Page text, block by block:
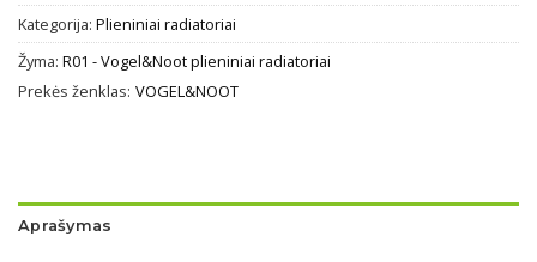
Kategorija: Plieniniai radiatoriai
Žyma: R01 - Vogel&Noot plieniniai radiatoriai
Prekės ženklas: VOGEL&NOOT
Aprašymas